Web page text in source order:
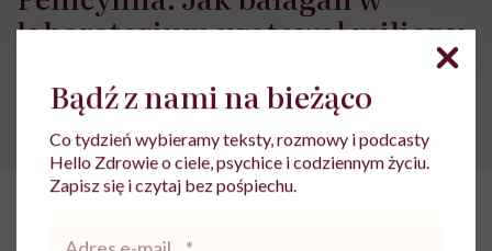
laboratorium uratował miliony
Bądź z nami na bieżąco
Co tydzień wybieramy teksty, rozmowy i podcasty
Hello Zdrowie o ciele, psychice i codziennym życiu.
Zapisz się i czytaj bez pośpiechu.